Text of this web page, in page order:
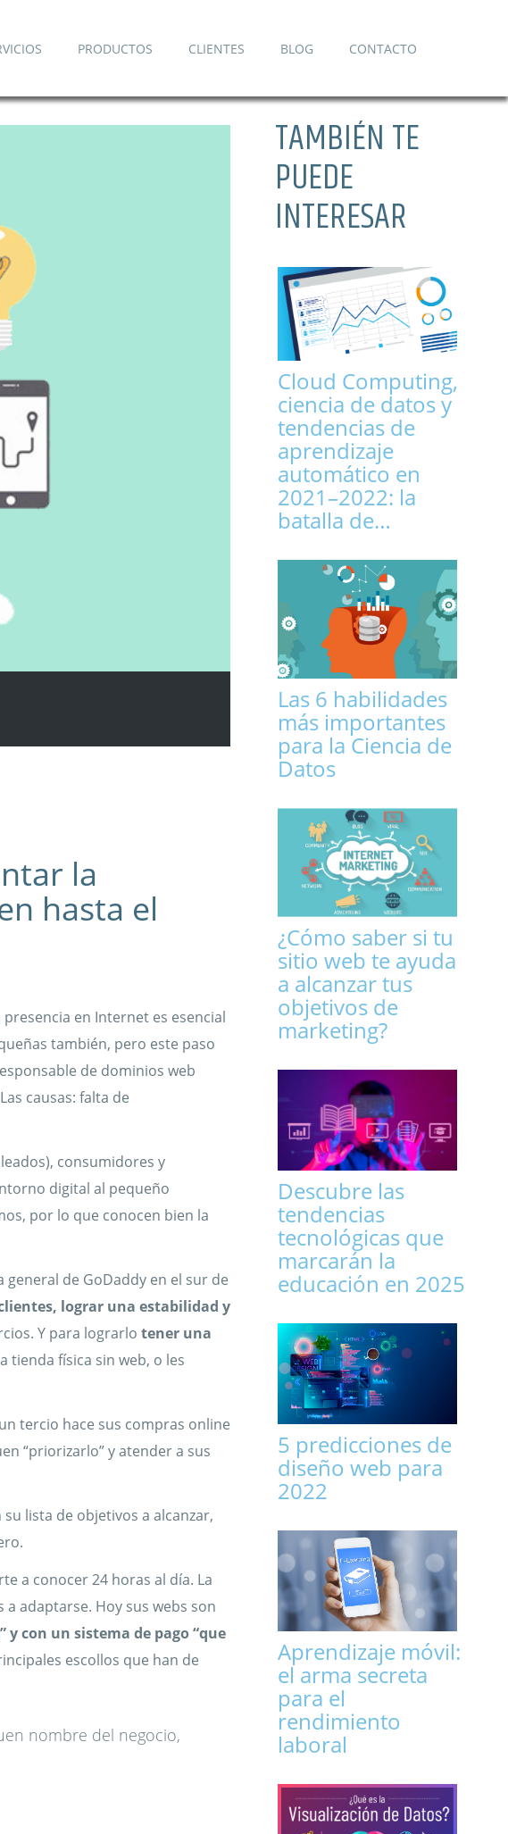
PRODUCTOS CLIENTES BLOG CONTACTO
la
hasta el
en Internet es esencial
también, pero este paso
de dominios web
causas: falta de
consumidores y
digital al pequeño
por lo que conocen bien la
de GoDaddy en el sur de
lograr una estabilidad y
Y para lograrlo tener una
tienda física sin web, o les
tercio hace sus compras online
“priorizarlo” y atender a sus
lista de objetivos a alcanzar,
a conocer 24 horas al día. La
adaptarse. Hoy sus webs son
y con un sistema de pago “que
escollos que han de
nombre del negocio,
TAMBIÉN TE
PUEDE
INTERESAR
Cloud Computing,
ciencia de datos y
tendencias de
aprendizaje
automático en
2021–2022: la
batalla de…
Las 6 habilidades
más importantes
para la Ciencia de
Datos
¿Cómo saber si tu
sitio web te ayuda
a alcanzar tus
objetivos de
marketing?
Descubre las
tendencias
tecnológicas que
marcarán la
educación en 2025
5 predicciones de
diseño web para
2022
Aprendizaje móvil:
el arma secreta
para el
rendimiento
laboral